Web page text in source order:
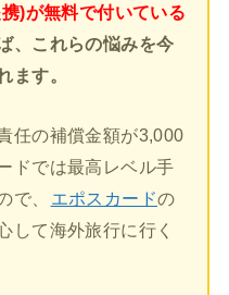
)が無料で付いている
、これらの悩みを今
ます。
任の補償金額が3,000
ドでは最高レベル手
で、
エポスカードの
して海外旅行に行く